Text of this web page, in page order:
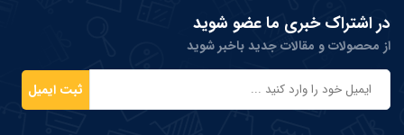
در اشتراک خبری ما عضو شوید
از محصولات و مقالات جدید باخبر شوید
ثبت ایمیل